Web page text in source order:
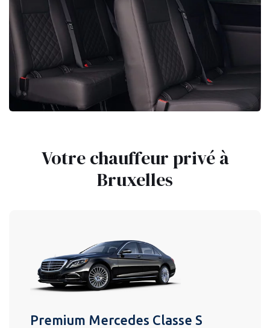
Votre chauffeur privé à
Bruxelles
Premium Mercedes Classe S